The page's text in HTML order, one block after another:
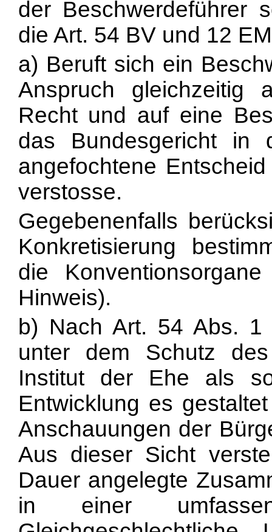
der Beschwerdeführer
die Art. 54 BV und 12
a) Beruft sich ein
Anspruch gleichzeitig
Recht und auf eine
das Bundesgericht in
angefochtene
verstosse.
Gegebenenfalls
Konkretisierung
die
Hinweis).
b) Nach Art. 54 Abs.
unter dem Schutz
Institut der Ehe als
Entwicklung es
Anschauungen der
Aus dieser Sicht
Dauer angelegte
in einer